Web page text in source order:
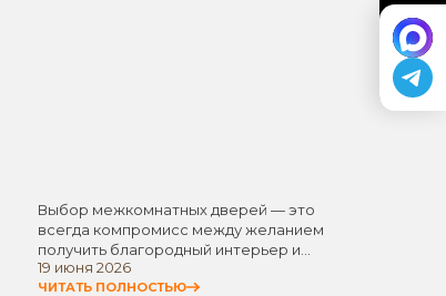
Выбор межкомнатных дверей — это
всегда компромисс между желанием
получить благородный интерьер и
стремлением не…
19 июня 2026
ЧИТАТЬ ПОЛНОСТЬЮ